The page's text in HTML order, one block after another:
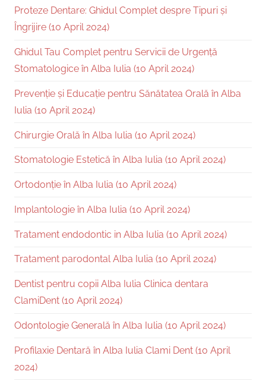
Proteze Dentare: Ghidul Complet despre Tipuri și
Îngrijire (10 April 2024)
Ghidul Tau Complet pentru Servicii de Urgență
Stomatologice în Alba Iulia (10 April 2024)
Prevenție și Educație pentru Sănătatea Orală în Alba
Iulia (10 April 2024)
Chirurgie Orală în Alba Iulia (10 April 2024)
Stomatologie Estetică în Alba Iulia (10 April 2024)
Ortodonție în Alba Iulia (10 April 2024)
Implantologie în Alba Iulia (10 April 2024)
Tratament endodontic in Alba Iulia (10 April 2024)
Tratament parodontal Alba Iulia (10 April 2024)
Dentist pentru copii Alba Iulia Clinica dentara
ClamiDent (10 April 2024)
Odontologie Generală în Alba Iulia (10 April 2024)
Profilaxie Dentară în Alba Iulia Clami Dent (10 April
2024)